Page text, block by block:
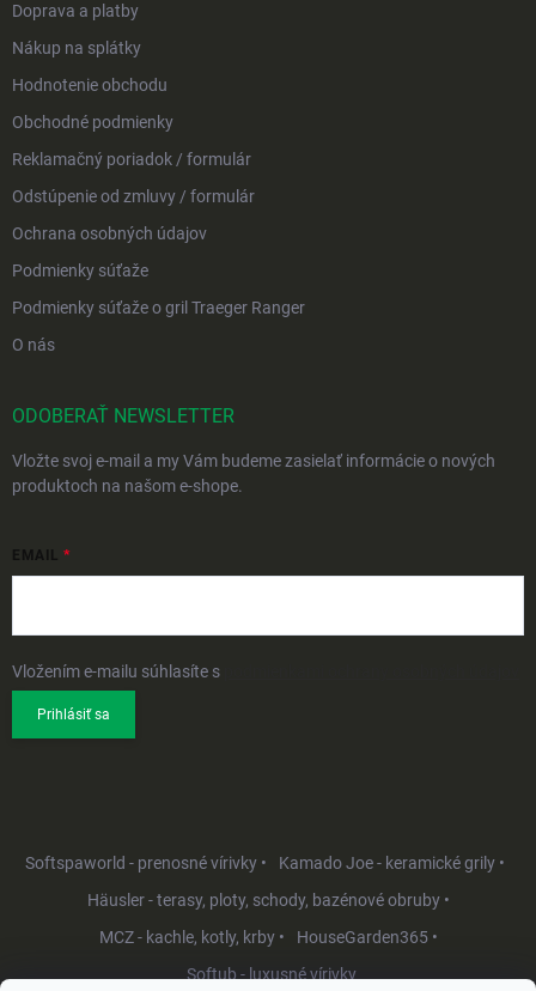
Doprava a platby
Nákup na splátky
Hodnotenie obchodu
Obchodné podmienky
Reklamačný poriadok / formulár
Odstúpenie od zmluvy / formulár
Ochrana osobných údajov
Podmienky súťaže
Podmienky súťaže o gril Traeger Ranger
O nás
ODOBERAŤ NEWSLETTER
Vložte svoj e-mail a my Vám budeme zasielať informácie o nových
produktoch na našom e-shope.
EMAIL
Vložením e-mailu súhlasíte s
Prihlásiť sa
Softspaworld - prenosné vírivky •
Kamado Joe - keramické grily •
Häusler - terasy, ploty, schody, bazénové obruby •
MCZ - kachle, kotly, krby •
HouseGarden365 •
Softub - luxusné vírivky